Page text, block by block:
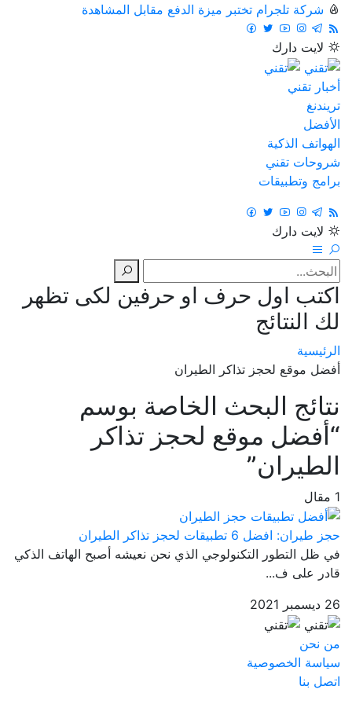
شركة تلجرام تختبر ميزة الدفع مقابل المشاهدة
لايت دارك
أخبار تقني
تريندنغ
الأفضل
الهواتف الذكية
شروحات تقني
برامج وتطبيقات
لايت دارك
اكتب اول حرف او حرفين لكى تظهر
لك النتائج
الرئيسية
أفضل موقع لحجز تذاكر الطيران
نتائج البحث الخاصة بوسم
“أفضل موقع لحجز تذاكر
الطيران”
1 مقال
حجز طيران: افضل 6 تطبيقات لحجز تذاكر الطيران
في ظل التطور التكنولوجي الذي نحن نعيشه أصبح الهاتف الذكي
قادر على ف...
26 ديسمبر 2021
من نحن
سياسة الخصوصية
اتصل بنا